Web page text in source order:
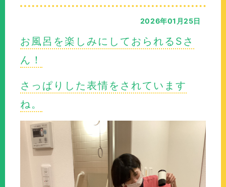
2026年01月25日
お風呂を楽しみにしておられるSさ
ん！
さっぱりした表情をされています
ね。